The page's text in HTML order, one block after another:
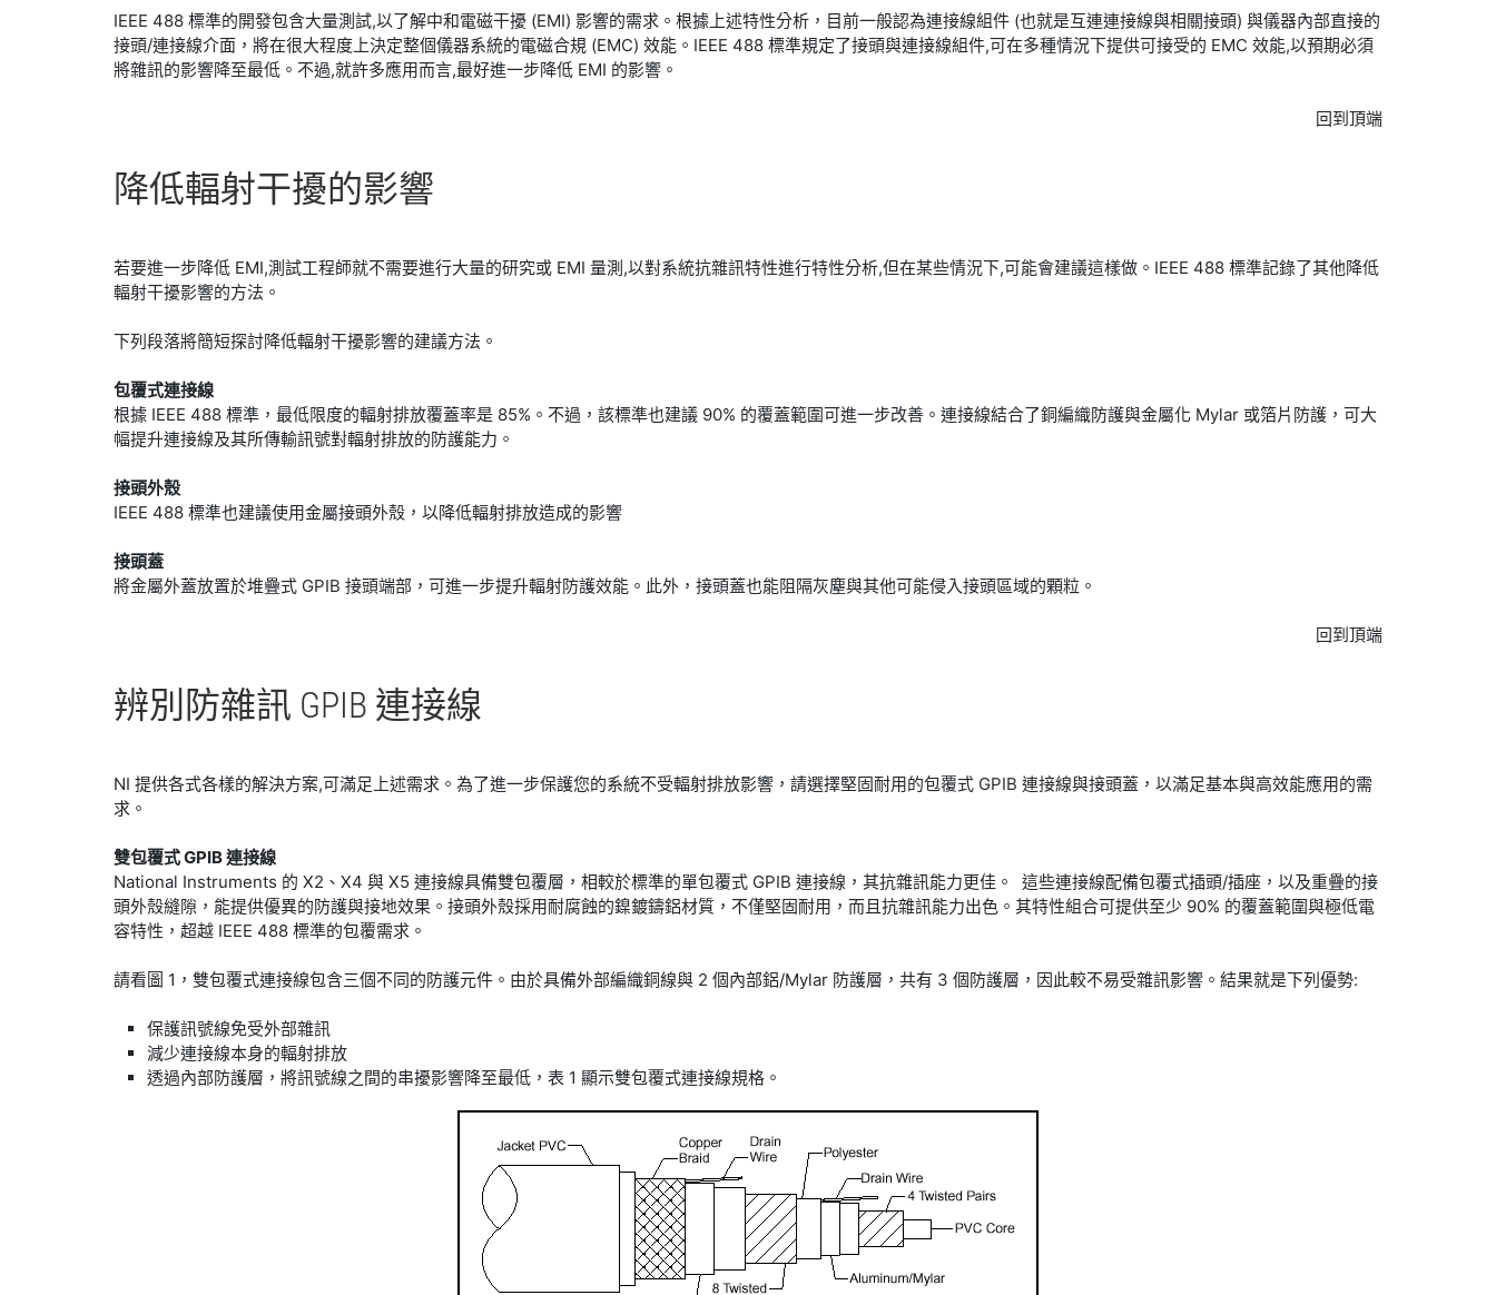
IEEE 488 標準的開發包含大量測試,以了解中和電磁干擾 (EMI) 影響的需求。根據上述特性分析，目前一般認為連接線組件 (也就是互連連接線與相關接頭) 與儀器內部直接的
接頭/連接線介面，將在很大程度上決定整個儀器系統的電磁合規 (EMC) 效能。IEEE 488 標準規定了接頭與連接線組件,可在多種情況下提供可接受的 EMC 效能,以預期必須
將雜訊的影響降至最低。不過,就許多應用而言,最好進一步降低 EMI 的影響。
回到頂端
降低輻射干擾的影響
若要進一步降低 EMI,測試工程師就不需要進行大量的研究或 EMI 量測,以對系統抗雜訊特性進行特性分析,但在某些情況下,可能會建議這樣做。IEEE 488 標準記錄了其他降低
輻射干擾影響的方法。
下列段落將簡短探討降低輻射干擾影響的建議方法。
包覆式連接線
根據 IEEE 488 標準，最低限度的輻射排放覆蓋率是 85%。不過，該標準也建議 90% 的覆蓋範圍可進一步改善。連接線結合了銅編織防護與金屬化 Mylar 或箔片防護，可大
幅提升連接線及其所傳輸訊號對輻射排放的防護能力。
接頭外殼
IEEE 488 標準也建議使用金屬接頭外殼，以降低輻射排放造成的影響
接頭蓋
將金屬外蓋放置於堆疊式 GPIB 接頭端部，可進一步提升輻射防護效能。此外，接頭蓋也能阻隔灰塵與其他可能侵入接頭區域的顆粒。
回到頂端
辨別 防雜訊 GPIB 連接線
NI 提供各式各樣的解決方案,可滿足上述需求。為了進一步保護您的系統不受輻射排放影響，請選擇堅固耐用的包覆式 GPIB 連接線與接頭蓋，以滿足基本與高效能應用的需
求。
雙包覆式 GPIB 連接線
National Instruments 的 X2、X4 與 X5 連接線具備雙包覆層，相較於標準的單包覆式 GPIB 連接線，其抗雜訊能力更佳。 這些連接線配備包覆式插頭/插座，以及重疊的接
頭外殼縫隙，能提供優異的防護與接地效果。接頭外殼採用耐腐蝕的鎳鍍鑄鋁材質，不僅堅固耐用，而且抗雜訊能力出色。其特性組合可提供至少 90% 的覆蓋範圍與極低電
容特性，超越 IEEE 488 標準的包覆需求。
請看圖 1，雙包覆式連接線包含三個不同的防護元件。由於具備外部編織銅線與 2 個內部鋁/Mylar 防護層，共有 3 個防護層，因此較不易受雜訊影響。結果就是下列優勢:
保護訊號線免受外部雜訊
減少連接線本身的輻射排放
透過內部防護層，將訊號線之間的串擾影響降至最低，表 1 顯示雙包覆式連接線規格。